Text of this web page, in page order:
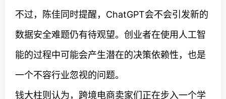
不过，陈佳同时提醒，ChatGPT会不会引发新的
数据安全难题仍有待观望。创业者在使用人工智
能的过程中可能会产生潜在的决策依赖性，也是
一个不容行业忽视的问题。
钱大柱则认为，跨境电商卖家们正在步入一个学